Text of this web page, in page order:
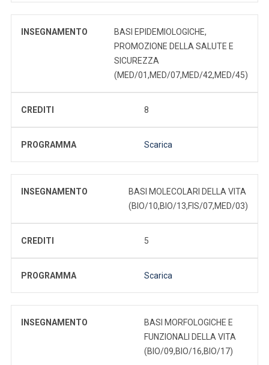
INSEGNAMENTO
BASI EPIDEMIOLOGICHE,
PROMOZIONE DELLA SALUTE E
SICUREZZA
(MED/01,MED/07,MED/42,MED/45)
CREDITI 8
PROGRAMMA Scarica
INSEGNAMENTO
BASI MOLECOLARI DELLA VITA
(BIO/10,BIO/13,FIS/07,MED/03)
CREDITI 5
PROGRAMMA Scarica
INSEGNAMENTO
BASI MORFOLOGICHE E
FUNZIONALI DELLA VITA
(BIO/09,BIO/16,BIO/17)